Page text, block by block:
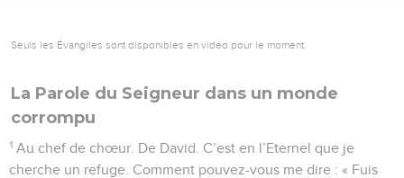
Seuls les Évangiles sont disponibles en vidéo pour le moment.
La Parole du Seigneur dans un monde
corrompu
1 Au chef de chœur. De David. C’est en l’Eternel que je
cherche un refuge. Comment pouvez-vous me dire : « Fuis